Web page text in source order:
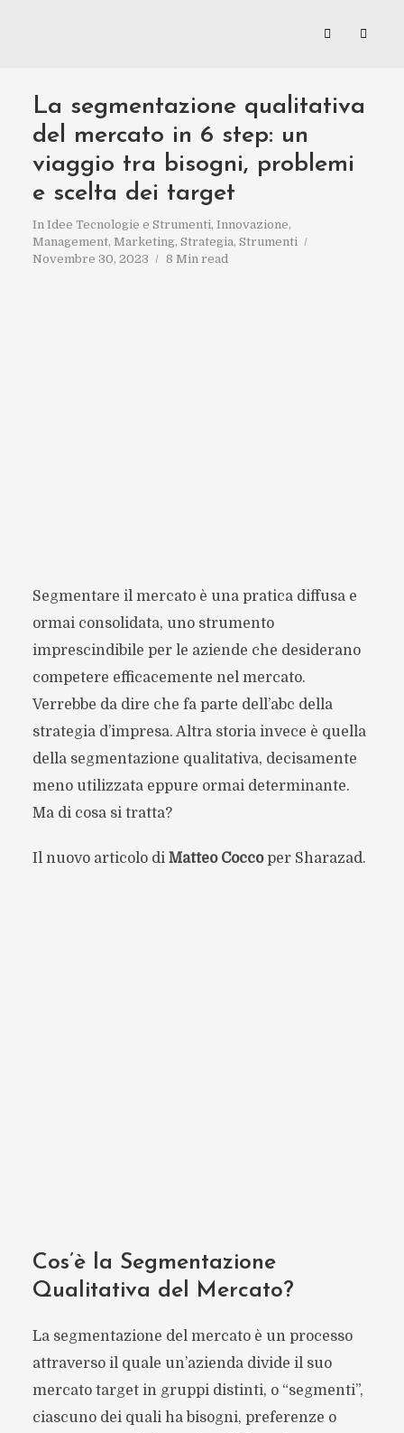
La segmentazione qualitativa
del mercato in 6 step: un
viaggio tra bisogni, problemi
e scelta dei target
In Idee Tecnologie e Strumenti, Innovazione,
Management, Marketing, Strategia, Strumenti
Novembre 30, 2023
8 Min read
Segmentare il mercato è una pratica diffusa e
ormai consolidata, uno strumento
imprescindibile per le aziende che desiderano
competere efficacemente nel mercato.
Verrebbe da dire che fa parte dell’abc della
strategia d’impresa. Altra storia invece è quella
della segmentazione qualitativa, decisamente
meno utilizzata eppure ormai determinante.
Ma di cosa si tratta?
Il nuovo articolo di Matteo Coccoper Sharazad.
Cos’è la Segmentazione
Qualitativa del Mercato?
La segmentazione del mercato è un processo
attraverso il quale un’azienda divide il suo
mercato target in gruppi distinti, o “segmenti”,
ciascuno dei quali ha bisogni, preferenze o